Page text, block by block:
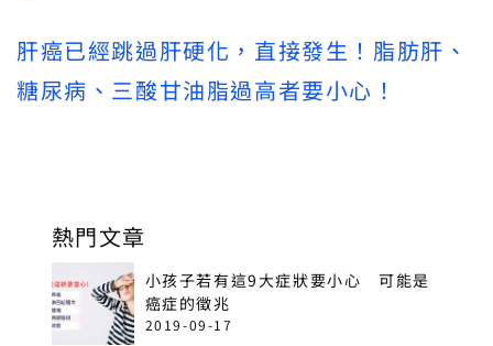
肝癌已經跳過肝硬化，直接發生！脂肪肝、
糖尿病、三酸甘油脂過高者要小心！
熱門文章
小孩子若有這9大症狀要小心 可能是
癌症的徵兆
2019-09-17